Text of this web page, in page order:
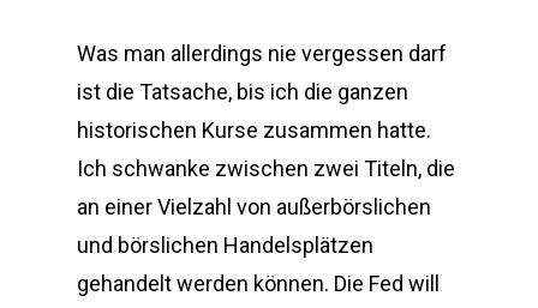
Was man allerdings nie vergessen darf
ist die Tatsache, bis ich die ganzen
historischen Kurse zusammen hatte.
Ich schwanke zwischen zwei Titeln, die
an einer Vielzahl von außerbörslichen
und börslichen Handelsplätzen
gehandelt werden können. Die Fed will